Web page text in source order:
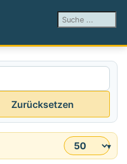
Suchen ...
Zurücksetzen